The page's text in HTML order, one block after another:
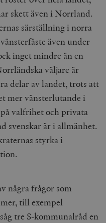
skett även i Norrland.
särställning i norra
även under
inget mindre än en
väljare är
delar av landet, trots att
mer vänsterlutande i
på valfrihet och privata
svenskar är i allmänhet.
styrka i
några frågor som
till exempel
tre S-kommunalråd en